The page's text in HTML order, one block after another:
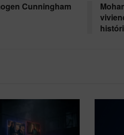
Cunningham